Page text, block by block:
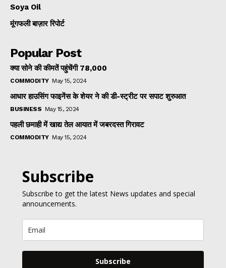
Soya Oil
मूंगफली बाज़ार रिपोर्ट
Popular Post
क्या सोने की कीमतें पहुंचेंगी ₹78,000
COMMODITY May 15, 2024
आधार हाउसिंग फाइनेंस के शेयर ने की डी-स्ट्रीट पर सपाट शुरुआत
BUSINESS May 15, 2024
पहली छमाही में खाद्य तेल आयात में जबरदस्त गिरावट
COMMODITY May 15, 2024
Subscribe
Subscribe to get the latest News updates and special
announcements.
Subscribe